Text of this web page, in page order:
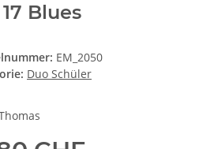
Blues
EM_2050
Duo Schüler